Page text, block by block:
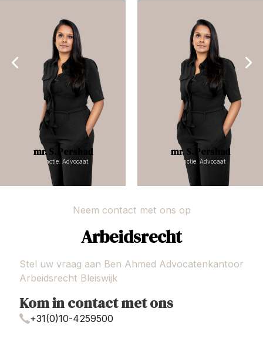
mr. S. Pershad
Functie: Advocaat
mr. S. Pershad
Functie: Advocaat
Neem contact met ons op
Arbeidsrecht
Stel uw vraag aan Ben Ahmed Advocatenkantoor
Arbeidsrecht Bleiswijk
Kom in contact met ons
+31(0)10-4259500